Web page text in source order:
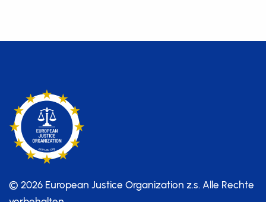
© 2026 European Justice Organization z.s. Alle Rechte